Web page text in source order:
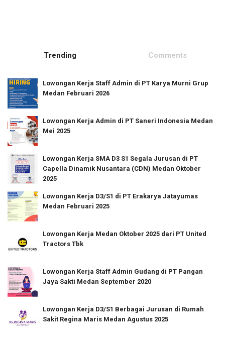
Trending Comments
Lowongan Kerja Staff Admin di PT Karya Murni Grup
Medan Februari 2026
Lowongan Kerja Admin di PT Saneri Indonesia Medan
Mei 2025
Lowongan Kerja SMA D3 S1 Segala Jurusan di PT
Capella Dinamik Nusantara (CDN) Medan Oktober
2025
Lowongan Kerja D3/S1 di PT Erakarya Jatayumas
Medan Februari 2025
Lowongan Kerja Medan Oktober 2025 dari PT United
Tractors Tbk
Lowongan Kerja Staff Admin Gudang di PT Pangan
Jaya Sakti Medan September 2020
Lowongan Kerja D3/S1 Berbagai Jurusan di Rumah
Sakit Regina Maris Medan Agustus 2025